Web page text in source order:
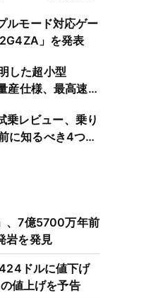
ルモード対応ゲー
」を発表
した超小型
産仕様、最高速度
乗レビュー、乗り
に知るべき4つの
、7億5700万年前
岩を発見
ドルに値下げ
値上げを予告